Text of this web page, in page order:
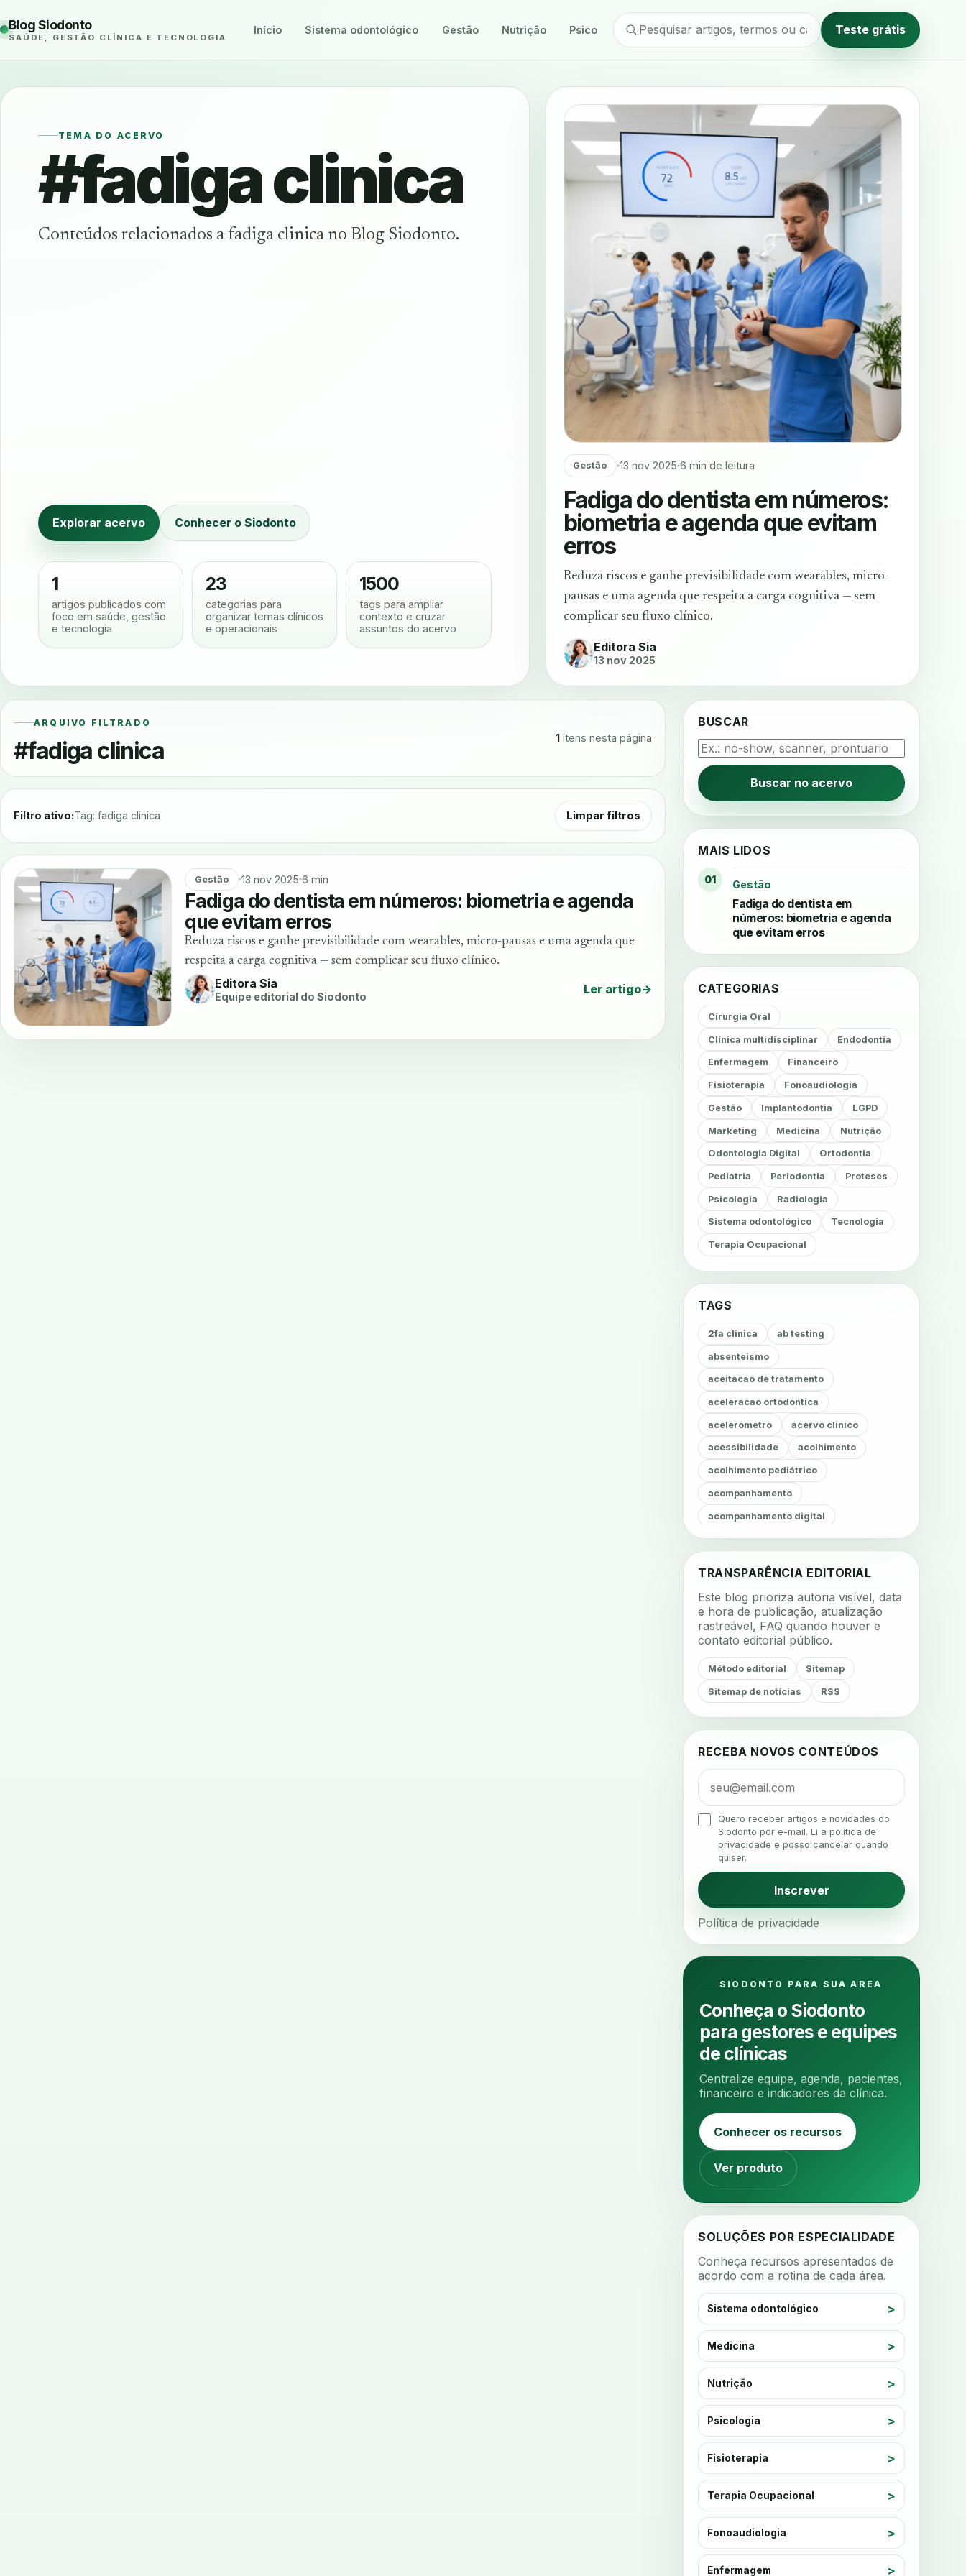
Blog Siodonto
SAÚDE, GESTÃO CLÍNICA E TECNOLOGIA
Início Sistema odontológico Gestão Nutrição Psicologia Método editorial Teste grátis
TEMA DO ACERVO
#fadiga clinica
Conteúdos relacionados a fadiga clinica no Blog Siodonto.
Explorar acervo Conhecer o Siodonto
1
artigos publicados com
foco em saúde, gestão
e tecnologia
23
categorias para
organizar temas clínicos
e operacionais
1500
tags para ampliar
contexto e cruzar
assuntos do acervo
Gestão 13 nov 2025 6 min de leitura
Fadiga do dentista em números:
biometria e agenda que evitam
erros
Reduza riscos e ganhe previsibilidade com wearables, micro-
pausas e uma agenda que respeita a carga cognitiva — sem
complicar seu fluxo clínico.
Editora Sia
13 nov 2025
ARQUIVO FILTRADO
#fadiga clinica 1 itens nesta página
Filtro ativo:Tag: fadiga clinica Limpar filtros
Gestão 13 nov 2025 6 min
Fadiga do dentista em números: biometria e agenda
que evitam erros
Reduza riscos e ganhe previsibilidade com wearables, micro-pausas e uma agenda que
respeita a carga cognitiva — sem complicar seu fluxo clínico.
Editora Sia
Equipe editorial do Siodonto Ler artigo→
BUSCAR
Buscar no acervo
MAIS LIDOS
01 Gestão
Fadiga do dentista em
números: biometria e agenda
que evitam erros
CATEGORIAS
Cirurgia Oral
Clínica multidisciplinar Endodontia
Enfermagem Financeiro
Fisioterapia Fonoaudiologia
Gestão Implantodontia LGPD
Marketing Medicina Nutrição
Odontologia Digital Ortodontia
Pediatria Periodontia Proteses
Psicologia Radiologia
Sistema odontológico Tecnologia
Terapia Ocupacional
TAGS
2fa clinica ab testing
absenteismo
aceitacao de tratamento
aceleracao ortodontica
acelerometro acervo clinico
acessibilidade acolhimento
acolhimento pediátrico
acompanhamento
acompanhamento digital
acompanhamento fonoaudiológico
acompanhamento terapêutico
acustica acustica clinica
adesao do paciente
adesao odontologica
aerossois
agenda agenda clinica
agenda inteligente
agenda odontologica
agendamento
agendamento digital
agua da cadeira ajuste estetico
alta digital alta rotacao
ambiente clinico ampliacao
analgesia analgesia digital
analise 3d
analise facial analise funcional
analise mastigacao
anamnese digital
anamnese estruturada
anestesia
anestesia computadorizada
anestesia local anotacoes
ansiedade ansiedade infantil
ansiedade no consultorio
ansiedade odontologica
antes e depois antibiotico
antibioticos
anticoagulantes
apdt apertamento diurno
apinhamento dentario
apneia do sono apneia sono
aprendizado federado
TRANSPARÊNCIA EDITORIAL
Este blog prioriza autoria visível, data
e hora de publicação, atualização
rastreável, FAQ quando houver e
contato editorial público.
Método editorial Sitemap
Sitemap de notícias RSS
RECEBA NOVOS CONTEÚDOS
Quero receber artigos e novidades do
Siodonto por e-mail. Li a política de
privacidade e posso cancelar quando
quiser.
Inscrever
Política de privacidade
SIODONTO PARA SUA AREA
Conheça o Siodonto
para gestores e equipes
de clínicas
Centralize equipe, agenda, pacientes,
financeiro e indicadores da clínica.
Conhecer os recursos
Ver produto
SOLUÇÕES POR ESPECIALIDADE
Conheça recursos apresentados de
acordo com a rotina de cada área.
Sistema odontológico
Medicina
Nutrição
Psicologia
Fisioterapia
Terapia Ocupacional
Fonoaudiologia
Enfermagem